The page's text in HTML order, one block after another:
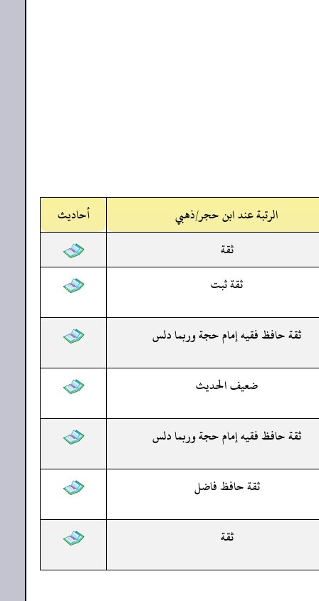
الرتبة عند ابن حجر/ذهبي
أحاديث
ثقة
ثقة ثبت
ثقة حافظ فقيه إمام حجة وربما دلس
ضعيف الحديث
ثقة حافظ فقيه إمام حجة وربما دلس
ثقة حافظ فاضل
ثقة